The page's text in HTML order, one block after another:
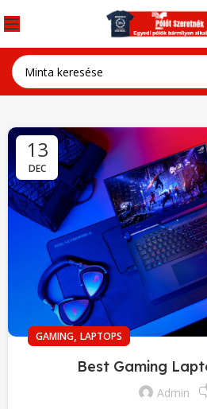
13
DEC
GAMING, LAPTOPS
Best Gaming
Admin